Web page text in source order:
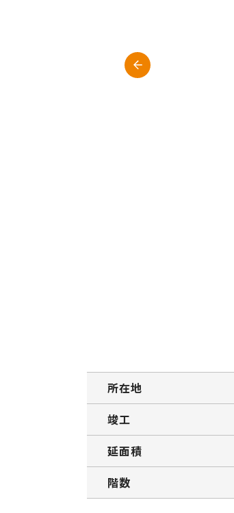
所在地
竣工
延面積
階数